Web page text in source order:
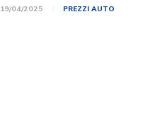
19/04/2025 PREZZI AUTO